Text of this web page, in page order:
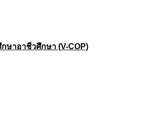
ษาอาชีวศึกษา (V-COP)